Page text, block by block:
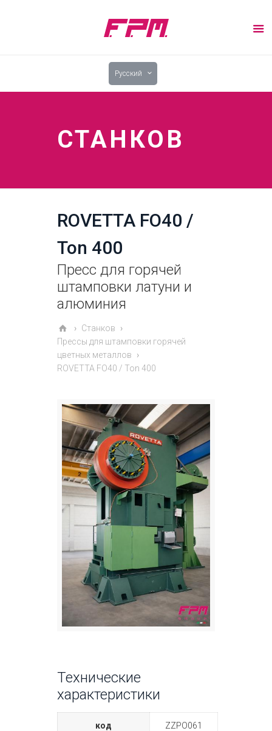
Pусский
СТАНКОВ
ROVETTA FO40 /
Ton 400
Пресс для горячей
штамповки латуни и
алюминия
Станков
Прессы для штамповки горячей
цветных металлов
ROVETTA FO40 / Ton 400
Технические
характеристики
код ZZPO061